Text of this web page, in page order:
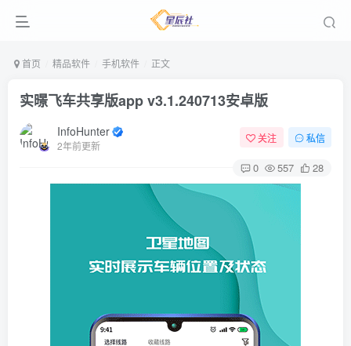
首页 精品软件 手机软件 正文
实暻飞车共享版app v3.1.240713安卓版
InfoHunter
2年前更新
关注 私信
0 557 28